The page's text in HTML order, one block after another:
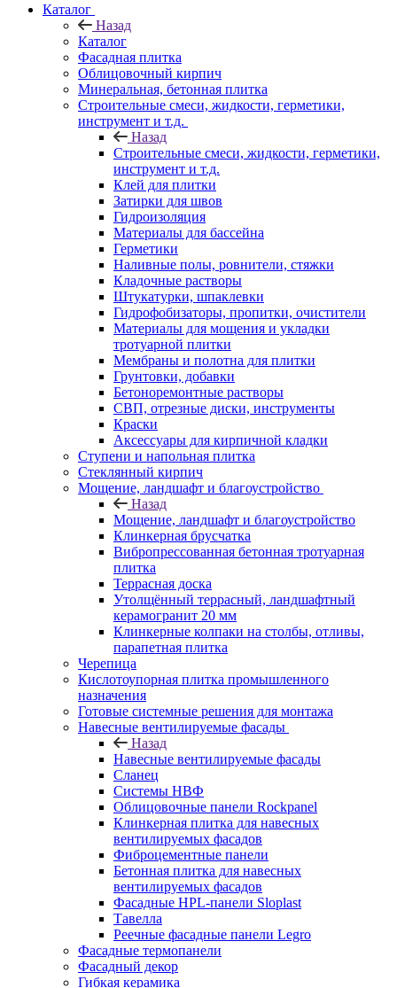
Каталог
Назад
Каталог
Фасадная плитка
Облицовочный кирпич
Минеральная, бетонная плитка
Строительные смеси, жидкости, герметики,
инструмент и т.д.
Назад
Строительные смеси, жидкости, герметики,
инструмент и т.д.
Клей для плитки
Затирки для швов
Гидроизоляция
Материалы для бассейна
Герметики
Наливные полы, ровнители, стяжки
Кладочные растворы
Штукатурки, шпаклевки
Гидрофобизаторы, пропитки, очистители
Материалы для мощения и укладки
тротуарной плитки
Мембраны и полотна для плитки
Грунтовки, добавки
Бетоноремонтные растворы
СВП, отрезные диски, инструменты
Краски
Аксессуары для кирпичной кладки
Ступени и напольная плитка
Cтеклянный кирпич
Мощение, ландшафт и благоустройство
Назад
Мощение, ландшафт и благоустройство
Клинкерная брусчатка
Вибропрессованная бетонная тротуарная
плитка
Террасная доска
Утолщённый террасный, ландшафтный
керамогранит 20 мм
Клинкерные колпаки на столбы, отливы,
парапетная плитка
Черепица
Кислотоупорная плитка промышленного
назначения
Готовые системные решения для монтажа
Навесные вентилируемые фасады
Назад
Навесные вентилируемые фасады
Сланец
Системы НВФ
Облицовочные панели Rockpanel
Клинкерная плитка для навесных
вентилируемых фасадов
Фиброцементные панели
Бетонная плитка для навесных
вентилируемых фасадов
Фасадные HPL-панели Sloplast
Тавелла
Реечные фасадные панели Legro
Фасадные термопанели
Фасадный декор
Гибкая керамика